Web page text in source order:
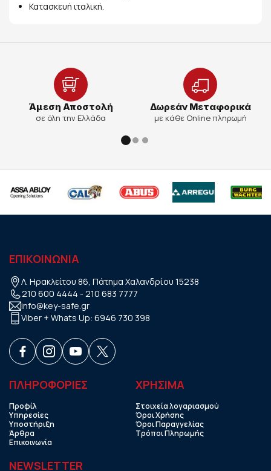
Κατασκευή ιταλική.
Άμεση Αποστολή
σε όλη την Ελλάδα
Δωρεάν Μεταφορικά
με κάθε Online πληρωμή
ΕΠΙΚΟΙΝΩΝΙΑ
Λ. Ηρακλείτου 86, Πάτημα Χαλανδρίου 15238
210 600 4444 - 210 683 7777
info@key-safe.gr
Viber + Whats Up: 6946 730 398
ΠΛΗΡΟΦΟΡΙΕΣ
Προφίλ
Υπηρεσίες
Υποστήριξη
Άρθρα
Επικοινωνία
ΧΡHΣΙΜΑ
Στοιχεία λογαριασμού
Όροι Χρήσης
Όροι Παραγγελίας
Τρόποι Πληρωμής
NEWSLETTER